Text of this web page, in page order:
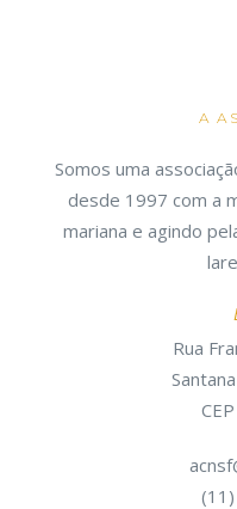
A
Somos uma
desde 1997 com a
mariana e agindo
Rua